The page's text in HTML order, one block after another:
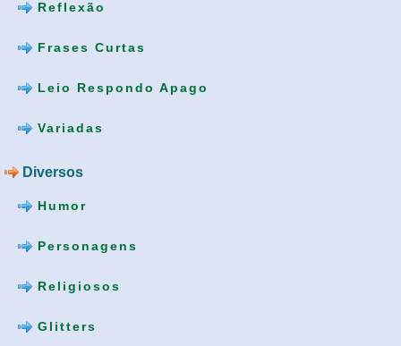
Reflexão
Frases Curtas
Leio Respondo Apago
Variadas
Diversos
Humor
Personagens
Religiosos
Glitters